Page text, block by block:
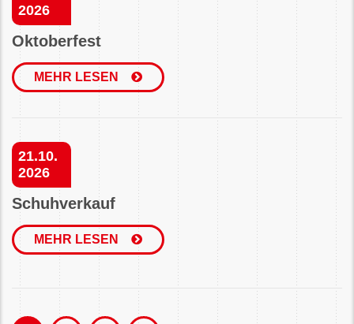
2026
Oktoberfest
MEHR LESEN
21.10.
2026
Schuhverkauf
MEHR LESEN